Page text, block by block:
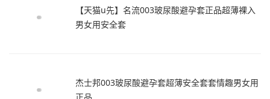
【天猫u先】名流003玻尿酸避孕套正品超薄裸入
男女用安全套
杰士邦003玻尿酸避孕套超薄安全套套情趣男女用